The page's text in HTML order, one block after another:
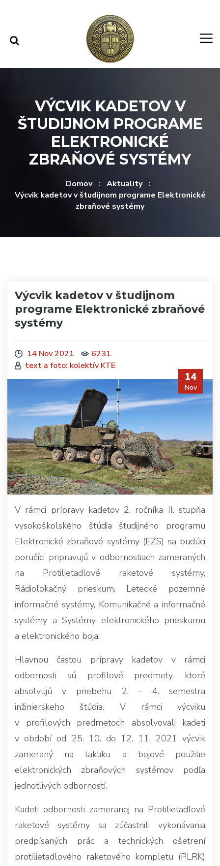
VÝCVIK KADETOV V
ŠTUDIJNOM PROGRAME
ELEKTRONICKÉ
ZBRAŇOVÉ SYSTÉMY
Domov
Aktuality
Výcvik kadetov v študijnom programe Elektronické
zbraňové systémy
Výcvik kadetov v študijnom
programe Elektronické zbraňové
systémy
14 Nov 2021
6231
text a foto: kolektív KTE
14
Nov
V rámci prípravy kadetov 2. ročníka II. stupňa
vysokoškolského štúdia študijného programu
Elektronické zbraňové systémy (EZS) sa budúci
poručíci pripravujú v odbornostiach zameraných
na Protilietadlové raketové systémy,
Rádiolokačný prieskum, Letecké pozemné
informačné systémy, Komunikačné a informačné
systémy a Systémy elektronického prieskumu
a elektronického boja.
Hlavnou časťou prípravy kadetov v rámci
odbornosti sú profilové predmety, ktoré
absolvujú v priebehu 2. - 4. semestra
inžinierskeho štúdia. V rámci výcviku
v profilových predmetoch absolvovali kadeti
v období od 25. 10. do 12. 11. 2021 výcvik
zameraný na taktiku a bojové použitie
elektronických zbraňových systémov podľa
jednotlivých odborností.
Kadeti odbornosti zameranej na Protilietadlové
raketové systémy sa zúčastnili vykonávania
predpísaných prác a technických ošetrení
protilietadlového raketového kompletu (PLRK)